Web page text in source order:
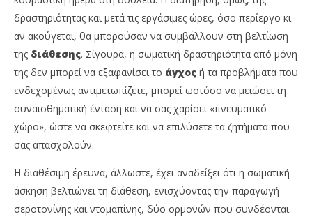
δραστηριότητας και μετά τις εργάσιμες ώρες, όσο περίεργο κι
αν ακούγεται, θα μπορούσαν να συμβάλλουν στη βελτίωση
της διάθεσης. Σίγουρα, η σωματική δραστηριότητα από μόνη
της δεν μπορεί να εξαφανίσει το άγχος ή τα προβλήματα που
ενδεχομένως αντιμετωπίζετε, μπορεί ωστόσο να μειώσει τη
συναισθηματική ένταση και να σας χαρίσει «πνευματικό
χώρο», ώστε να σκεφτείτε και να επιλύσετε τα ζητήματα που
σας απασχολούν.
Η διαθέσιμη έρευνα, άλλωστε, έχει αναδείξει ότι η σωματική
άσκηση βελτιώνει τη διάθεση, ενισχύοντας την παραγωγή
σεροτονίνης και ντομαπίνης, δύο ορμονών που συνδέονται